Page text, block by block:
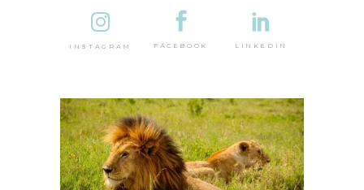
INSTAGRAM FACEBOOK LINKEDIN